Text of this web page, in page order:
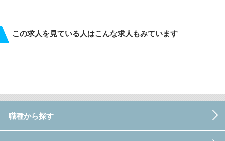
この求人を見ている人はこんな求人もみています
職種から探す